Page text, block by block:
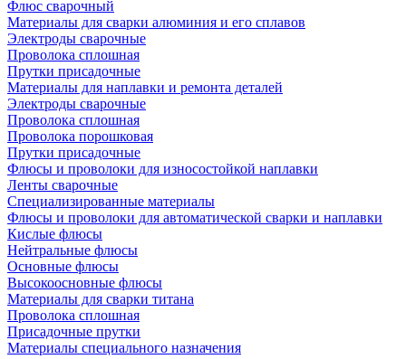
Флюс сварочный
Материалы для сварки алюминия и его сплавов
Электроды сварочные
Проволока сплошная
Прутки присадочные
Материалы для наплавки и ремонта деталей
Электроды сварочные
Проволока сплошная
Проволока порошковая
Прутки присадочные
Флюсы и проволоки для износостойкой наплавки
Ленты сварочные
Специализированные материалы
Флюсы и проволоки для автоматической сварки и наплавки
Кислые флюсы
Нейтральные флюсы
Основные флюсы
Высокоосновные флюсы
Материалы для сварки титана
Проволока сплошная
Присадочные прутки
Материалы специального назначения